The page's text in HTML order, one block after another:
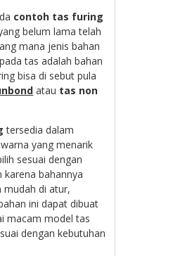
contoh tas furing
belum lama telah
mana jenis bahan
tas adalah bahan
bisa di sebut pula
atau tas non
tersedia dalam
yang menarik
sesuai dengan
karena bahannya
mudah di atur,
ini dapat dibuat
macam model tas
dengan kebutuhan